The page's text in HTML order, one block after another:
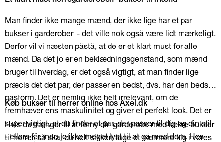
par smarte snørresko og en blazer til. De kan også smøjes
op, sådu kan have et par sandaler og en t-shirt på, hvis det
er en af de lune sommeraftener. Der er masser af
muligheder. Leder du i stedet efter et par, der har et mere
eksklusivt udtryk men stadig giver et afslappet look, skal du
tage et kig blandtvores udvalg af de moderne comfort
pants.
Man finder ikke mange mænd, der ikke lige har et par
bukser i garderoben - det ville nok også være lidt mærkeligt.
Derfor vil vi næsten påstå, at de er et klart must for alle
mænd. Da det jo er en beklædningsgenstand, som mænd
bruger til hverdag, er det også vigtigt, at man finder lige
præcis det det par, der passer en bedst, dvs. har den bedste
pasform. Det er nemlig ikke helt irrelevant, om de
fremhæver ens maskulinitet og giver et perfekt look. Det er
super vigtigt, at du finder et par, der passer til dig og din stil
- ellers får man jo ikke meget lyst til at gå med dem. Hos
Køb bukser til herrer online hos Axel.dk
Hvis du trænger til at forny din garderobe med lækre bukser
til herrer, så skal du helt sikkert tage et nærmere kig i vores